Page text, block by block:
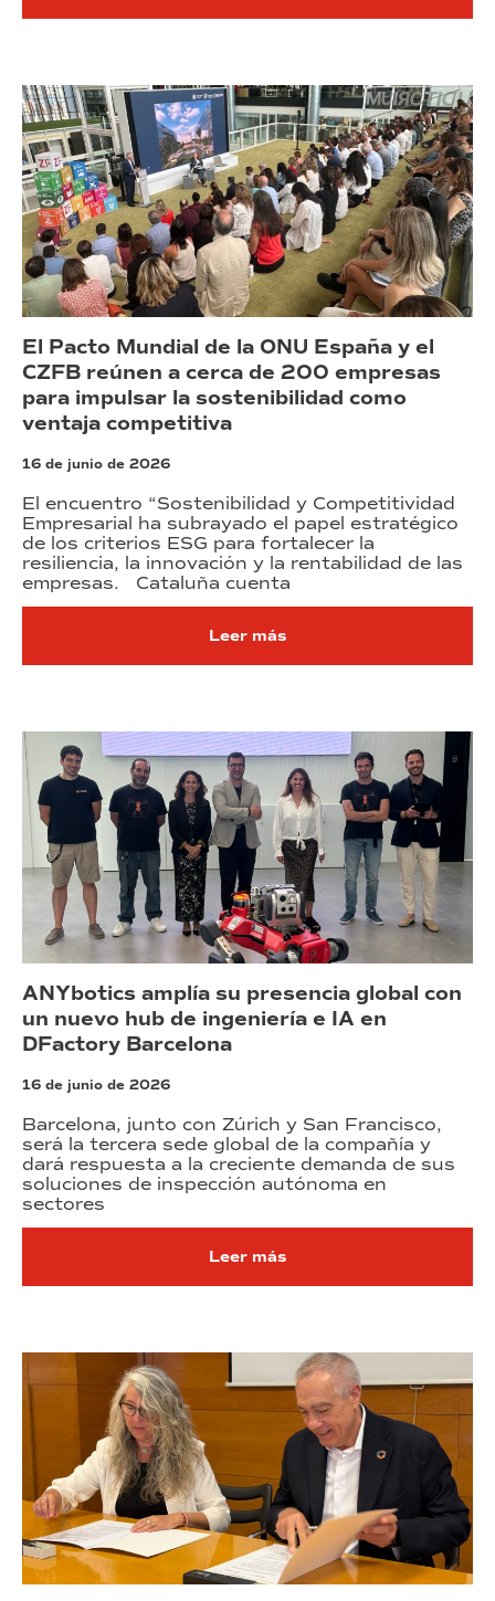
El Pacto Mundial de la ONU España y el
CZFB reúnen a cerca de 200 empresas
para impulsar la sostenibilidad como
ventaja competitiva
16 de junio de 2026
El encuentro “Sostenibilidad y Competitividad
Empresarial ha subrayado el papel estratégico
de los criterios ESG para fortalecer la
resiliencia, la innovación y la rentabilidad de las
empresas. Cataluña cuenta
Leer más
ANYbotics amplía su presencia global con
un nuevo hub de ingeniería e IA en
DFactory Barcelona
16 de junio de 2026
Barcelona, junto con Zúrich y San Francisco,
será la tercera sede global de la compañía y
dará respuesta a la creciente demanda de sus
soluciones de inspección autónoma en
sectores
Leer más